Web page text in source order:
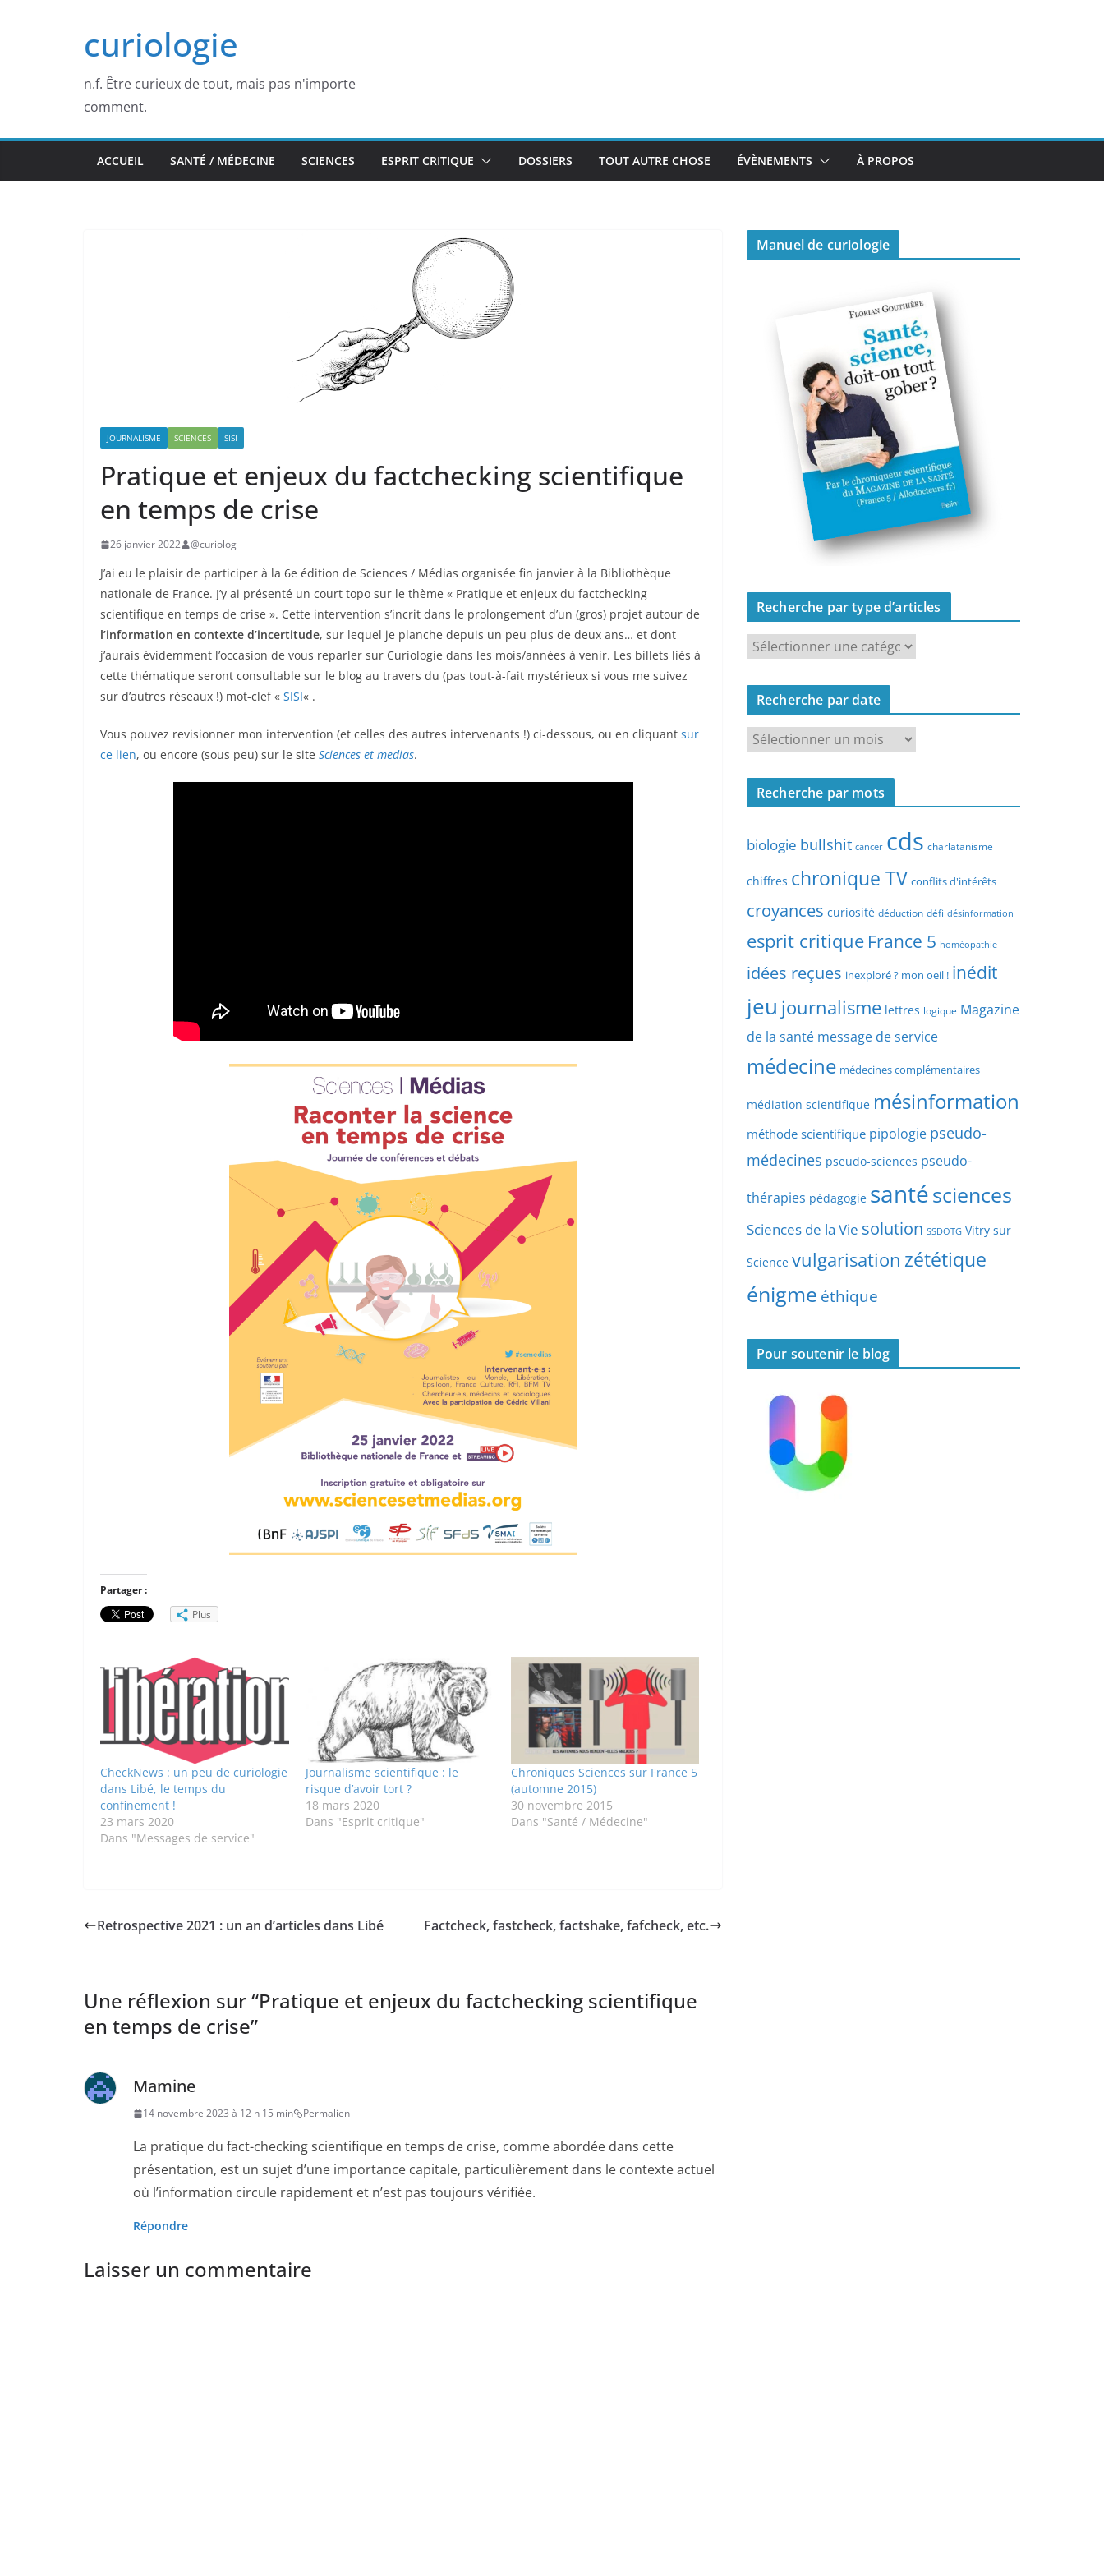
curiologie
n.f. Être curieux de tout, mais pas n'importe
comment.
ACCUEIL SANTÉ / MÉDECINE SCIENCES ESPRIT CRITIQUE DOSSIERS TOUT AUTRE CHOSE ÉVÈNEMENTS À PROPOS
JOURNALISME SCIENCES SISI
Pratique et enjeux du factchecking scientifique
en temps de crise
26 janvier 2022 @curiolog
J’ai eu le plaisir de participer à la 6e édition de Sciences / Médias organisée fin janvier à la Bibliothèque
nationale de France. J’y ai présenté un court topo sur le thème « Pratique et enjeux du factchecking
scientifique en temps de crise ». Cette intervention s’incrit dans le prolongement d’un (gros) projet autour de
l’information en contexte d’incertitude, sur lequel je planche depuis un peu plus de deux ans… et dont
j’aurais évidemment l’occasion de vous reparler sur Curiologie dans les mois/années à venir. Les billets liés à
cette thématique seront consultable sur le blog au travers du (pas tout-à-fait mystérieux si vous me suivez
sur d’autres réseaux !) mot-clef « SISI« .
Vous pouvez revisionner mon intervention (et celles des autres intervenants !) ci-dessous, ou en cliquant sur
ce lien, ou encore (sous peu) sur le site Sciences et medias.
Partager :
Plus
CheckNews : un peu de curiologie
dans Libé, le temps du
confinement !
23 mars 2020
Dans "Messages de service"
Journalisme scientifique : le
risque d’avoir tort ?
18 mars 2020
Dans "Esprit critique"
Chroniques Sciences sur France 5
(automne 2015)
30 novembre 2015
Dans "Santé / Médecine"
Retrospective 2021 : un an d’articles dans Libé Factcheck, fastcheck, factshake, fafcheck, etc.
Une réflexion sur “Pratique et enjeux du factchecking scientifique
en temps de crise”
Mamine
14 novembre 2023 à 12 h 15 min Permalien
La pratique du fact-checking scientifique en temps de crise, comme abordée dans cette
présentation, est un sujet d’une importance capitale, particulièrement dans le contexte actuel
où l’information circule rapidement et n’est pas toujours vérifiée.
Répondre
Laisser un commentaire
Manuel de curiologie
Recherche par type d’articles
e
c
e
e
a
t
y
e
d
a
r
i
e
s
Recherche par date
e
c
r
h
p
a
d
a
t
e
Recherche par mots
biologie bullshit cancer cds charlatanisme
chiffres chronique TV conflits d'intérêts
croyances curiosité déduction défi désinformation
esprit critique France 5 homéopathie
idées reçues inexploré ? mon oeil ! inédit
jeu journalisme lettres logique Magazine
de la santé message de service
médecine médecines complémentaires
médiation scientifique mésinformation
méthode scientifique pipologie pseudo-
médecines pseudo-sciences pseudo-
thérapies pédagogie santésciences
Sciences de la Vie solution SSDOTG Vitry sur
Science vulgarisation zététique
énigme éthique
Pour soutenir le blog